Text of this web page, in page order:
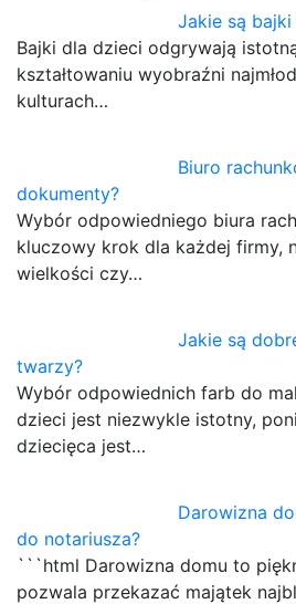
Jakie są
Bajki dla dzieci odgrywają
kształtowaniu wyobraźni
kulturach…
Biuro
dokumenty?
Wybór odpowiedniego biura
kluczowy krok dla każdej firmy,
wielkości czy…
Jakie są
twarzy?
Wybór odpowiednich farb do
dzieci jest niezwykle istotny,
dziecięca jest…
Darowizna
do notariusza?
```html Darowizna domu to
pozwala przekazać majątek